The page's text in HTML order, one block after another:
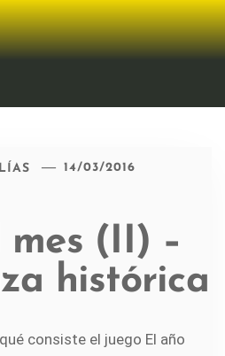
14/03/2016
(II) –
histórica
consiste el juego El año